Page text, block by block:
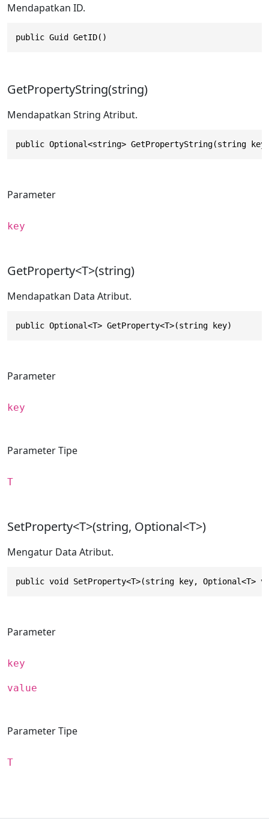
Mendapatkan ID.
public Guid GetID()
GetPropertyString(string)
Mendapatkan String Atribut.
public Optional<string> GetPropertyString(string
Parameter
key
GetProperty<T>(string)
Mendapatkan Data Atribut.
public Optional<T> GetProperty<T>(string key)
Parameter
key
Parameter Tipe
T
SetProperty<T>(string, Optional<T>)
Mengatur Data Atribut.
public void SetProperty<T>(string key, Optional<T>
Parameter
key
value
Parameter Tipe
T